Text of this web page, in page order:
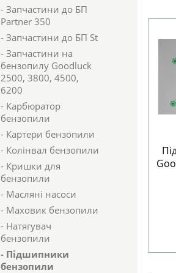
- Запчастини до БП
Partner 350
- Запчастини до БП St
- Запчастини на
бензопилу Goodluck
2500, 3800, 4500,
6200
- Карбюратор
бензопили
- Картери бензопили
- Колінвал бензопили
- Кришки для
бензопили
- Масляні насоси
- Маховик бензопили
- Натягувач
бензопили
- Підшипники
бензопили